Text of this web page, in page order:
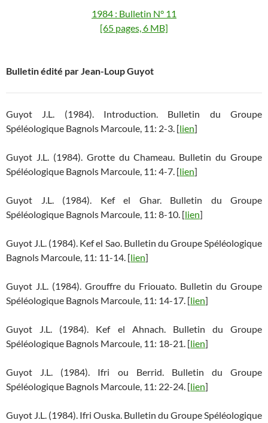
1984 : Bulletin N° 11
[65 pages, 6 MB]
Bulletin édité par Jean-Loup Guyot
Guyot J.L. (1984). Introduction. Bulletin du Groupe
Spéléologique Bagnols Marcoule, 11: 2-3. [lien]
Guyot J.L. (1984). Grotte du Chameau. Bulletin du Groupe
Spéléologique Bagnols Marcoule, 11: 4-7. [lien]
Guyot J.L. (1984). Kef el Ghar. Bulletin du Groupe
Spéléologique Bagnols Marcoule, 11: 8-10. [lien]
Guyot J.L. (1984). Kef el Sao. Bulletin du Groupe Spéléologique
Bagnols Marcoule, 11: 11-14. [lien]
Guyot J.L. (1984). Grouffre du Friouato. Bulletin du Groupe
Spéléologique Bagnols Marcoule, 11: 14-17. [lien]
Guyot J.L. (1984). Kef el Ahnach. Bulletin du Groupe
Spéléologique Bagnols Marcoule, 11: 18-21. [lien]
Guyot J.L. (1984). Ifri ou Berrid. Bulletin du Groupe
Spéléologique Bagnols Marcoule, 11: 22-24. [lien]
Guyot J.L. (1984). Ifri Ouska. Bulletin du Groupe Spéléologique